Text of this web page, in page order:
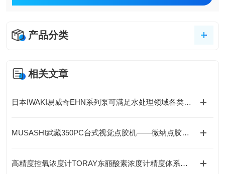
产品分类
相关文章
日本IWAKI易威奇EHN系列泵可满足水处理领域各类化学药液的加药需求
MUSASHI武藏350PC台式视觉点胶机——微纳点胶的精准大师
高精度控氧浓度计TORAY东丽酸素浓度计精度体系、核心技术与全场景应用解析